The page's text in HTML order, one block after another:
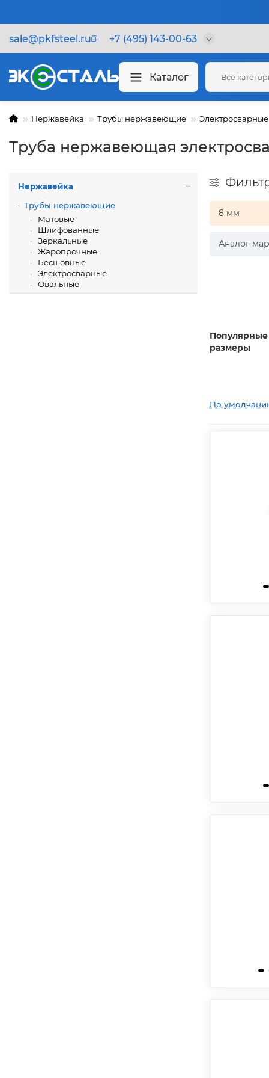
sale@pkfsteel.ru +7 (495) 143-00-63
Каталог Все
Нержавейка Трубы нержавеющие Электросварные
Труба нержавеющая
Нержавейка
Трубы нержавеющие
Матовые
Шлифованные
Зеркальные
Жаропрочные
Бесшовные
Электросварные
Овальные
8 мм
Аналог
Популярные
размеры
По